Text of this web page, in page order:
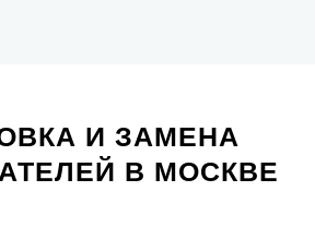
И ЗАМЕНА
В МОСКВЕ